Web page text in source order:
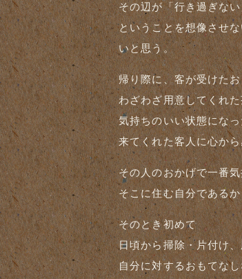
その辺が「行き過ぎな
ということを想像させ
いと思う。
帰り際に、客が受けた
わざわざ用意してくれ
気持ちのいい状態にな
来てくれた客人に心か
その人のおかげで一番
そこに住む自分である
そのとき初めて
日頃から掃除・片付け
自分に対するおもてな